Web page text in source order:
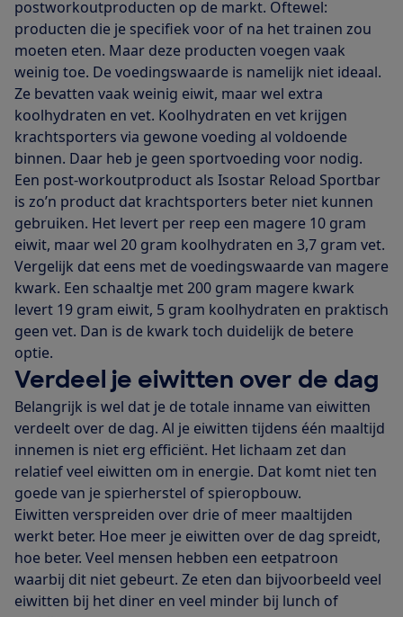
postworkoutproducten op de markt. Oftewel:
producten die je specifiek voor of na het trainen zou
moeten eten. Maar deze producten voegen vaak
weinig toe. De voedingswaarde is namelijk niet ideaal.
Ze bevatten vaak weinig eiwit, maar wel extra
koolhydraten en vet. Koolhydraten en vet krijgen
krachtsporters via gewone voeding al voldoende
binnen. Daar heb je geen sportvoeding voor nodig.
Een post-workoutproduct als Isostar Reload Sportbar
is zo’n product dat krachtsporters beter niet kunnen
gebruiken. Het levert per reep een magere 10 gram
eiwit, maar wel 20 gram koolhydraten en 3,7 gram vet.
Vergelijk dat eens met de voedingswaarde van magere
kwark. Een schaaltje met 200 gram magere kwark
levert 19 gram eiwit, 5 gram koolhydraten en praktisch
geen vet. Dan is de kwark toch duidelijk de betere
optie.
Verdeel je eiwitten over de dag
Belangrijk is wel dat je de totale inname van eiwitten
verdeelt over de dag. Al je eiwitten tijdens één maaltijd
innemen is niet erg efficiënt. Het lichaam zet dan
relatief veel eiwitten om in energie. Dat komt niet ten
goede van je spierherstel of spieropbouw.
Eiwitten verspreiden over drie of meer maaltijden
werkt beter. Hoe meer je eiwitten over de dag spreidt,
hoe beter. Veel mensen hebben een eetpatroon
waarbij dit niet gebeurt. Ze eten dan bijvoorbeeld veel
eiwitten bij het diner en veel minder bij lunch of